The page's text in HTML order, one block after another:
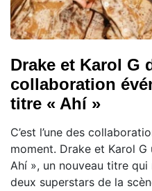
Drake et Karol G
collaboration
titre « Ahí »
C’est l’une des
moment. Drake et Karol G
Ahí », un nouveau titre
deux superstars de la